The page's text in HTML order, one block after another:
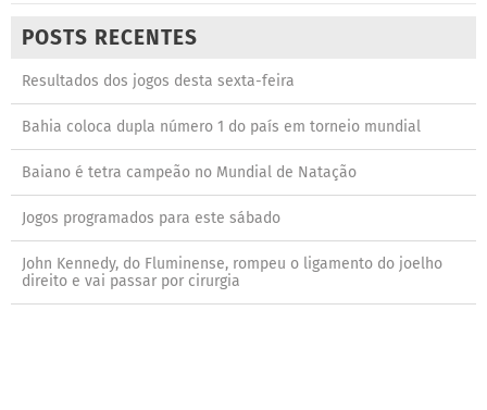
POSTS RECENTES
Resultados dos jogos desta sexta-feira
Bahia coloca dupla número 1 do país em torneio mundial
Baiano é tetra campeão no Mundial de Natação
Jogos programados para este sábado
John Kennedy, do Fluminense, rompeu o ligamento do joelho
direito e vai passar por cirurgia